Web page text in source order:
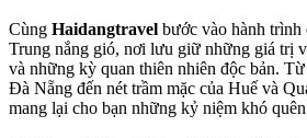
Cùng Haidangtravel bước vào hành trình
Trung nắng gió, nơi lưu giữ những giá trị
và những kỳ quan thiên nhiên độc bản.
Đà Nẵng đến nét trầm mặc của Huế và
mang lại cho bạn những kỷ niệm khó